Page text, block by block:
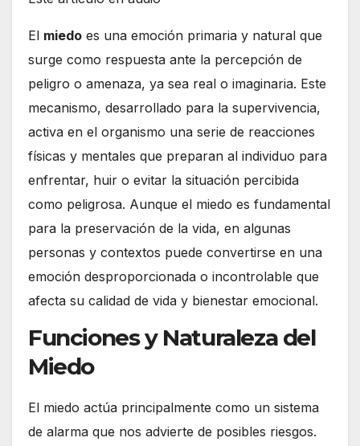
El miedo es una emoción primaria y natural que
surge como respuesta ante la percepción de
peligro o amenaza, ya sea real o imaginaria. Este
mecanismo, desarrollado para la supervivencia,
activa en el organismo una serie de reacciones
físicas y mentales que preparan al individuo para
enfrentar, huir o evitar la situación percibida
como peligrosa. Aunque el miedo es fundamental
para la preservación de la vida, en algunas
personas y contextos puede convertirse en una
emoción desproporcionada o incontrolable que
afecta su calidad de vida y bienestar emocional.
Funciones y Naturaleza del
Miedo
El miedo actúa principalmente como un sistema
de alarma que nos advierte de posibles riesgos.